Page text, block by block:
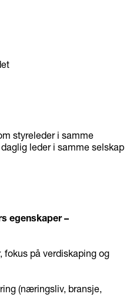
styreleder i samme
leder i samme selskap
egenskaper –
fokus på verdiskaping og
(næringsliv, bransje,